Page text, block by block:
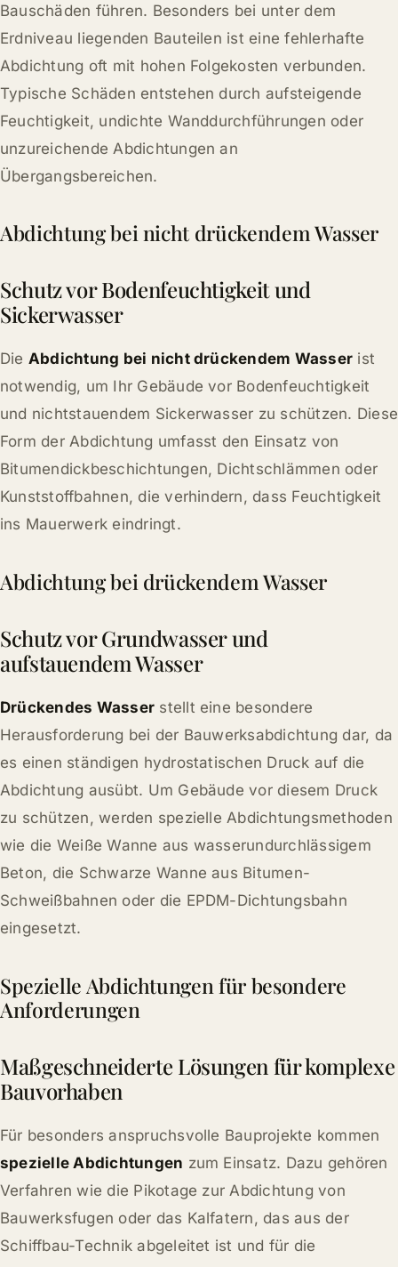
Bauschäden führen. Besonders bei unter dem
Erdniveau liegenden Bauteilen ist eine fehlerhafte
Abdichtung oft mit hohen Folgekosten verbunden.
Typische Schäden entstehen durch aufsteigende
Feuchtigkeit, undichte Wanddurchführungen oder
unzureichende Abdichtungen an
Übergangsbereichen.
Abdichtung bei nicht drückendem Wasser
Schutz vor Bodenfeuchtigkeit und
Sickerwasser
Die Abdichtung bei nicht drückendem Wasser ist
notwendig, um Ihr Gebäude vor Bodenfeuchtigkeit
und nichtstauendem Sickerwasser zu schützen. Diese
Form der Abdichtung umfasst den Einsatz von
Bitumendickbeschichtungen, Dichtschlämmen oder
Kunststoffbahnen, die verhindern, dass Feuchtigkeit
ins Mauerwerk eindringt.
Abdichtung bei drückendem Wasser
Schutz vor Grundwasser und
aufstauendem Wasser
Drückendes Wasser stellt eine besondere
Herausforderung bei der Bauwerksabdichtung dar, da
es einen ständigen hydrostatischen Druck auf die
Abdichtung ausübt. Um Gebäude vor diesem Druck
zu schützen, werden spezielle Abdichtungsmethoden
wie die Weiße Wanne aus wasserundurchlässigem
Beton, die Schwarze Wanne aus Bitumen-
Schweißbahnen oder die EPDM-Dichtungsbahn
eingesetzt.
Spezielle Abdichtungen für besondere
Anforderungen
Maßgeschneiderte Lösungen für komplexe
Bauvorhaben
Für besonders anspruchsvolle Bauprojekte kommen
spezielle Abdichtungen zum Einsatz. Dazu gehören
Verfahren wie die Pikotage zur Abdichtung von
Bauwerksfugen oder das Kalfatern, das aus der
Schiffbau-Technik abgeleitet ist und für die